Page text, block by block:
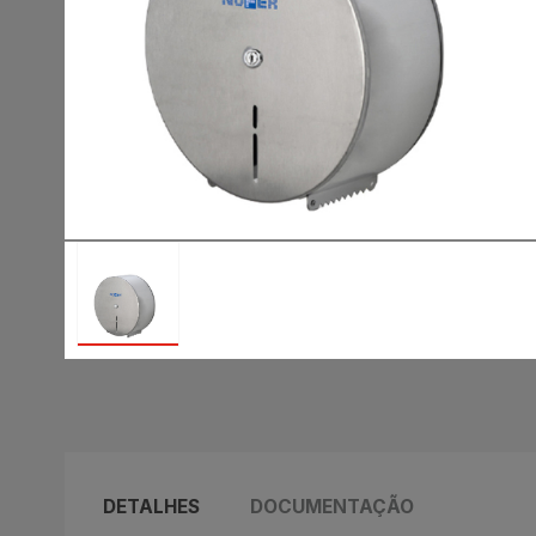
DETALHES DOCUMENTAÇÃO